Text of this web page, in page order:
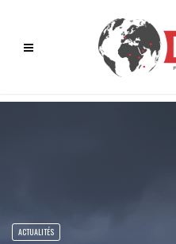
ACTUALITÉS